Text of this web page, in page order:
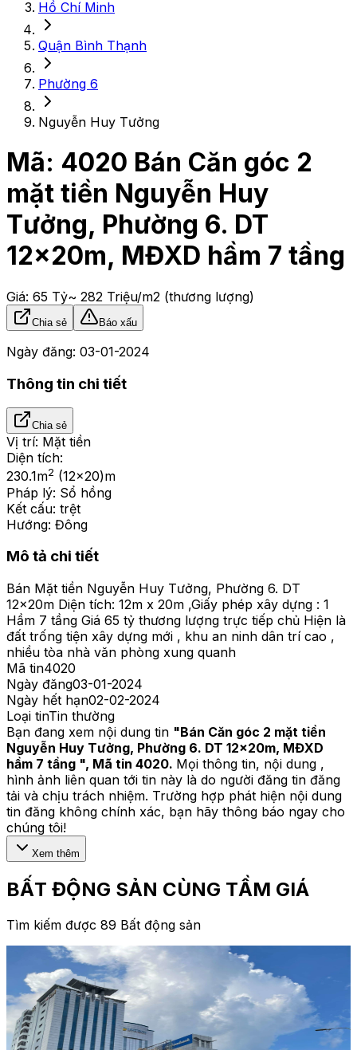
Hồ Chí Minh
Quận Bình Thạnh
Phường 6
Nguyễn Huy Tưởng
Mã: 4020 Bán Căn góc 2
mặt tiền Nguyễn Huy
Tưởng, Phường 6. DT
12x20m, MĐXD hầm 7 tầng
Giá: 65 Tỷ~ 282 Triệu/m2 (thương lượng)
Chia sẻ Báo xấu
Ngày đăng: 03-01-2024
Thông tin chi tiết
Chia sẻ
Vị trí: Mặt tiền
Diện tích:
230.1m2 (12x20)m
Pháp lý: Sổ hồng
Kết cấu: trệt
Hướng: Đông
Mô tả chi tiết
Bán Mặt tiền Nguyễn Huy Tưởng, Phường 6. DT
12x20m Diện tích: 12m x 20m ,Giấy phép xây dựng : 1
Hầm 7 tầng Giá 65 tỷ thương lượng trực tiếp chủ Hiện là
đất trống tiện xây dựng mới , khu an ninh dân trí cao ,
nhiều tòa nhà văn phòng xung quanh
Mã tin4020
Ngày đăng03-01-2024
Ngày hết hạn02-02-2024
Loại tinTin thường
Bạn đang xem nội dung tin "Bán Căn góc 2 mặt tiền
Nguyễn Huy Tưởng, Phường 6. DT 12x20m, MĐXD
hầm 7 tầng ", Mã tin 4020. Mọi thông tin, nội dung ,
hình ảnh liên quan tới tin này là do người đăng tin đăng
tải và chịu trách nhiệm. Trường hợp phát hiện nội dung
tin đăng không chính xác, bạn hãy thông báo ngay cho
chúng tôi!
Xem thêm
BẤT ĐỘNG SẢN CÙNG TẦM GIÁ
Tìm kiếm được 89 Bất động sản